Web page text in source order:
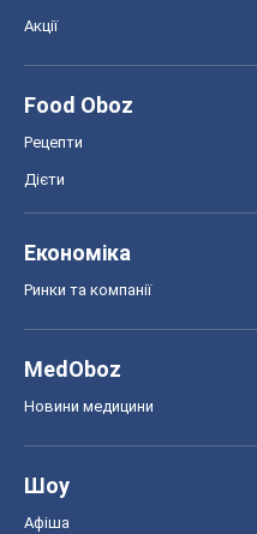
Акції
Food Oboz
Рецепти
Дієти
Економіка
Ринки та компанії
MedOboz
Новини медицини
Шоу
Афіша